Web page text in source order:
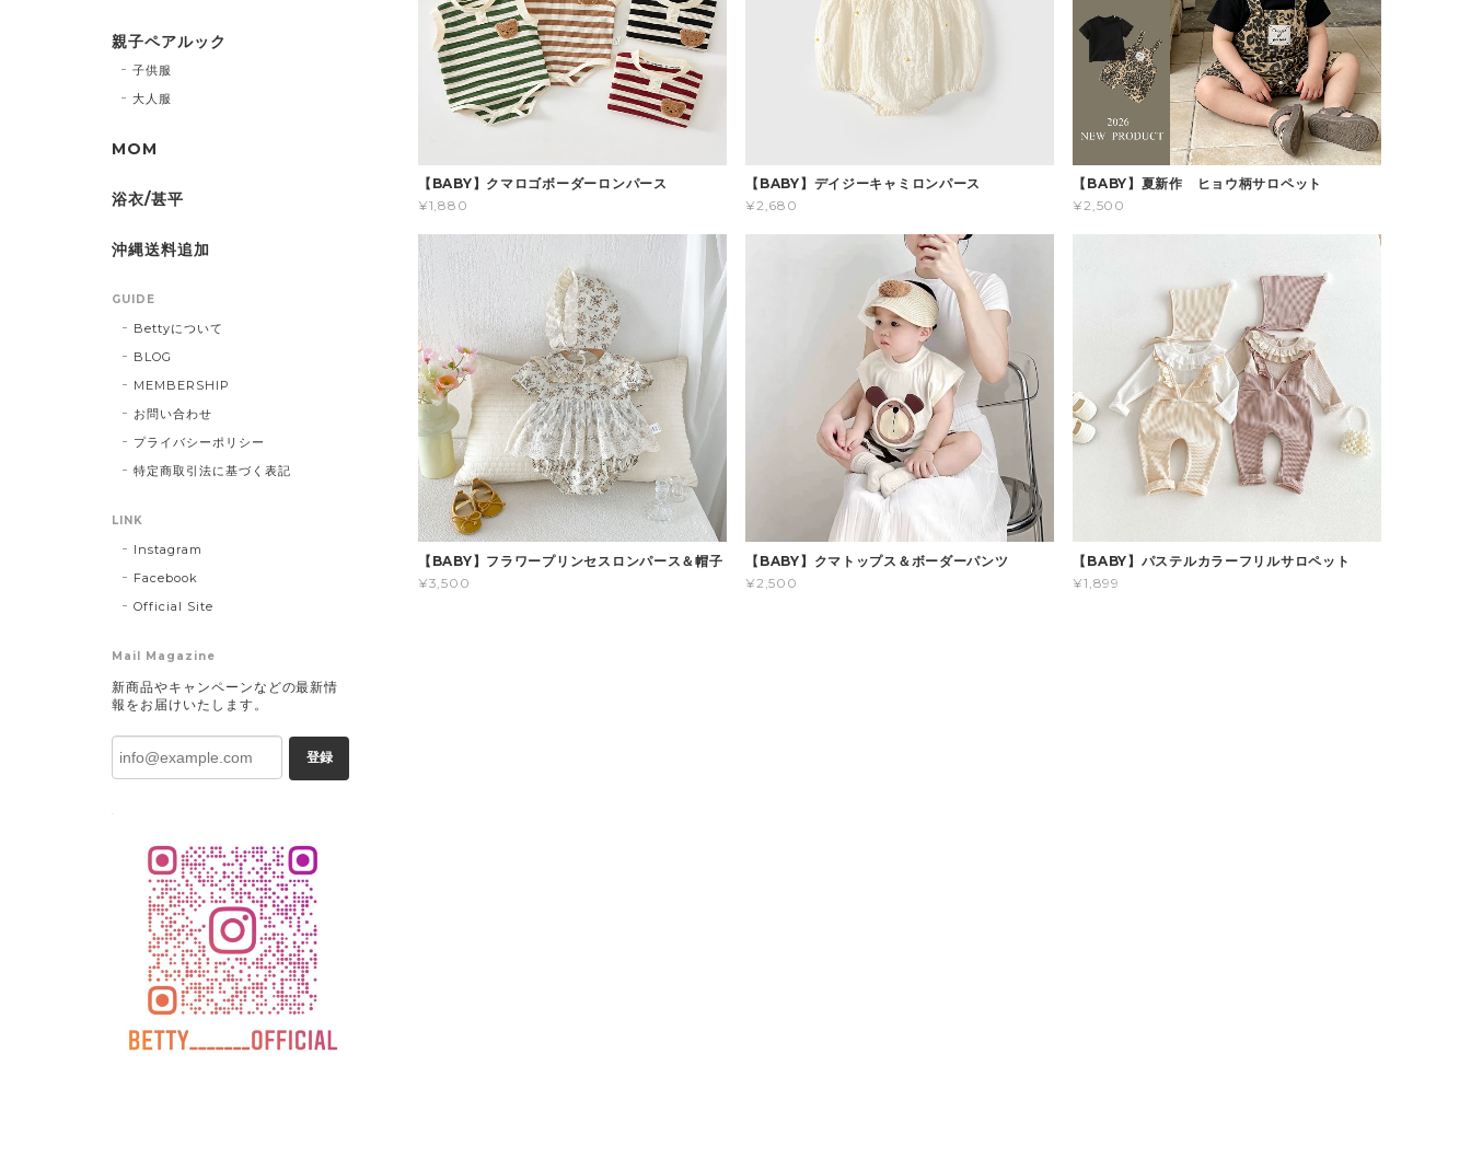
【BABY】クマロゴボーダーロンパース
¥1,880
【BABY】デイジーキャミロンパース
¥2,680
【BABY】夏新作 ヒョウ柄サロペット
¥2,500
【BABY】フラワープリンセスロンパース＆帽子
¥3,500
【BABY】クマトップス＆ボーダーパンツ
¥2,500
【BABY】パステルカラーフリルサロペット
¥1,899
親子ペアルック
子供服
大人服
MOM
浴衣/甚平
沖縄送料追加
GUIDE
Bettyについて
BLOG
MEMBERSHIP
お問い合わせ
プライバシーポリシー
特定商取引法に基づく表記
LINK
Instagram
Facebook
Official Site
Mail Magazine
新商品やキャンペーンなどの最新情
報をお届けいたします。
登録